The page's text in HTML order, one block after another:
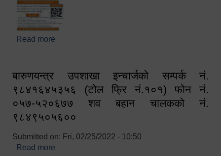
Read more
बारुणयन्त्र उपशाखा इन्चार्जको सम्पर्क नं.
९८४१६४५३५६ (टोल फ्रि नं.१०१) फोन नं.
०५७-५२०६७७ शव बहान चालकको नं.
९८४९५०५६००
Submitted on: Fri, 02/25/2022 - 10:50
Read more